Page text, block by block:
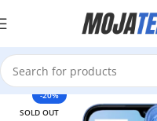
-20%
SOLD OUT